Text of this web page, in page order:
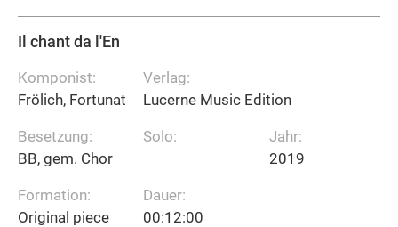
Il chant da l'En
Komponist:
Frölich, Fortunat
Besetzung:
BB, gem. Chor
Formation:
Original piece
Verlag:
Lucerne Music Edition
Solo:
Dauer:
00:12:00
Jahr:
2019